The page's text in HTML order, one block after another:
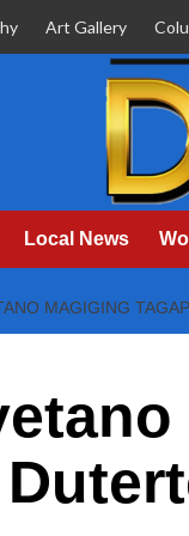
Art Gallery
Local News
MAGIGING